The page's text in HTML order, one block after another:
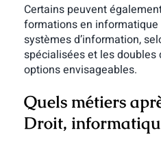
Certains peuvent
formations en
systèmes d’information,
spécialisées et les
options envisageables.
Quels métiers
Droit,